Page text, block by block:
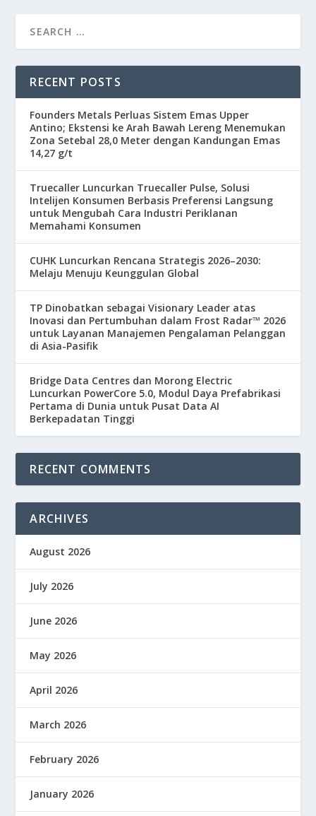
RECENT POSTS
Founders Metals Perluas Sistem Emas Upper
Antino; Ekstensi ke Arah Bawah Lereng Menemukan
Zona Setebal 28,0 Meter dengan Kandungan Emas
14,27 g/t
Truecaller Luncurkan Truecaller Pulse, Solusi
Intelijen Konsumen Berbasis Preferensi Langsung
untuk Mengubah Cara Industri Periklanan
Memahami Konsumen
CUHK Luncurkan Rencana Strategis 2026–2030:
Melaju Menuju Keunggulan Global
TP Dinobatkan sebagai Visionary Leader atas
Inovasi dan Pertumbuhan dalam Frost Radar™ 2026
untuk Layanan Manajemen Pengalaman Pelanggan
di Asia-Pasifik
Bridge Data Centres dan Morong Electric
Luncurkan PowerCore 5.0, Modul Daya Prefabrikasi
Pertama di Dunia untuk Pusat Data AI
Berkepadatan Tinggi
RECENT COMMENTS
ARCHIVES
August 2026
July 2026
June 2026
May 2026
April 2026
March 2026
February 2026
January 2026